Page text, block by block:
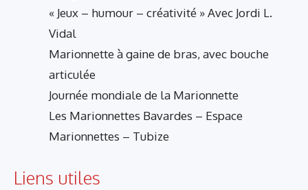
« Jeux – humour – créativité » Avec Jordi L.
Vidal
Marionnette à gaine de bras, avec bouche
articulée
Journée mondiale de la Marionnette
Les Marionnettes Bavardes – Espace
Marionnettes – Tubize
Liens utiles